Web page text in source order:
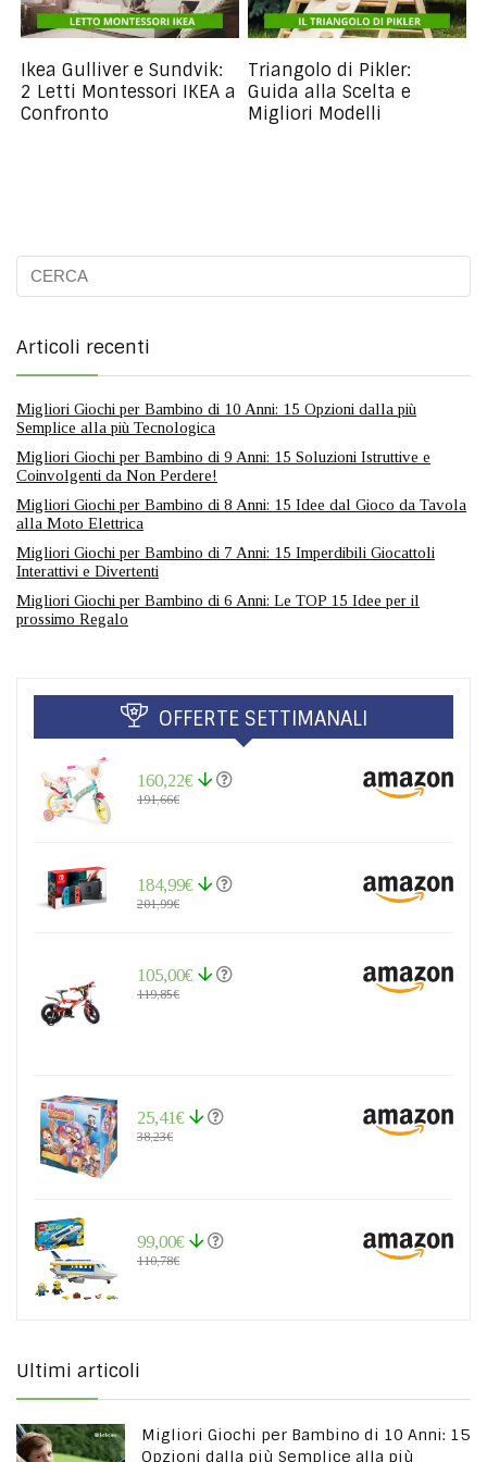
Ikea Gulliver e Sundvik:
2 Letti Montessori IKEA a
Confronto
Triangolo di Pikler:
Guida alla Scelta e
Migliori Modelli
Articoli recenti
Migliori Giochi per Bambino di 10 Anni: 15 Opzioni dalla più
Semplice alla più Tecnologica
Migliori Giochi per Bambino di 9 Anni: 15 Soluzioni Istruttive e
Coinvolgenti da Non Perdere!
Migliori Giochi per Bambino di 8 Anni: 15 Idee dal Gioco da Tavola
alla Moto Elettrica
Migliori Giochi per Bambino di 7 Anni: 15 Imperdibili Giocattoli
Interattivi e Divertenti
Migliori Giochi per Bambino di 6 Anni: Le TOP 15 Idee per il
prossimo Regalo
OFFERTE SETTIMANALI
160,22€
191,66€
184,99€
201,99€
105,00€
119,85€
25,41€
38,23€
99,00€
110,78€
Ultimi articoli
Migliori Giochi per Bambino di 10 Anni: 15
Opzioni dalla più Semplice alla più